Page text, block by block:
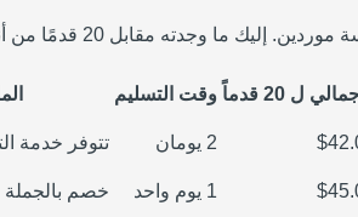
ل 20 قدماً وقت التسليم
2 يومان تتوفر خدمة
1 يوم واحد خصم بالجملة عند 100